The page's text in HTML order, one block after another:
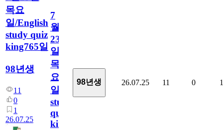
목요
일/English
study quiz
king765일
98년생
11
0
1
26.07.25
7
월
23
일
목
요
일/English
study
quiz
king765
98년생 26.07.25 11 0 1